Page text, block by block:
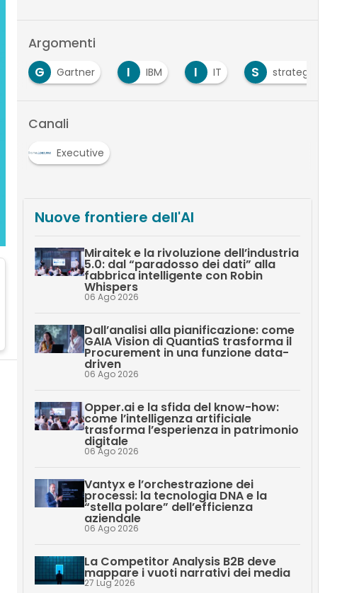
Argomenti
G Gartner I IBM I IT S strategie
Canali
Executive
Nuove frontiere dell'AI
Miraitek e la rivoluzione dell’industria
5.0: dal “paradosso dei dati” alla
fabbrica intelligente con Robin
Whispers
06 Ago 2026
Dall’analisi alla pianificazione: come
GAIA Vision di QuantiaS trasforma il
Procurement in una funzione data-
driven
06 Ago 2026
Opper.ai e la sfida del know-how:
come l’intelligenza artificiale
trasforma l’esperienza in patrimonio
digitale
06 Ago 2026
Vantyx e l’orchestrazione dei
processi: la tecnologia DNA e la
“stella polare” dell’efficienza
aziendale
06 Ago 2026
La Competitor Analysis B2B deve
mappare i vuoti narrativi dei media
27 Lug 2026